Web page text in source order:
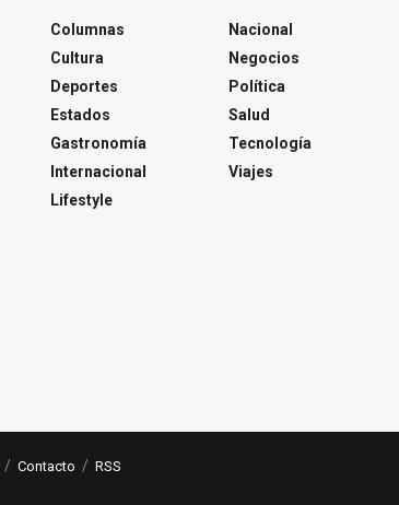
Columnas
Cultura
Deportes
Estados
Gastronomía
Internacional
Lifestyle
Nacional
Negocios
Política
Salud
Tecnología
Viajes
Contacto RSS